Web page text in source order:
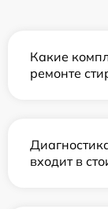
Какие
ремонте
входит в